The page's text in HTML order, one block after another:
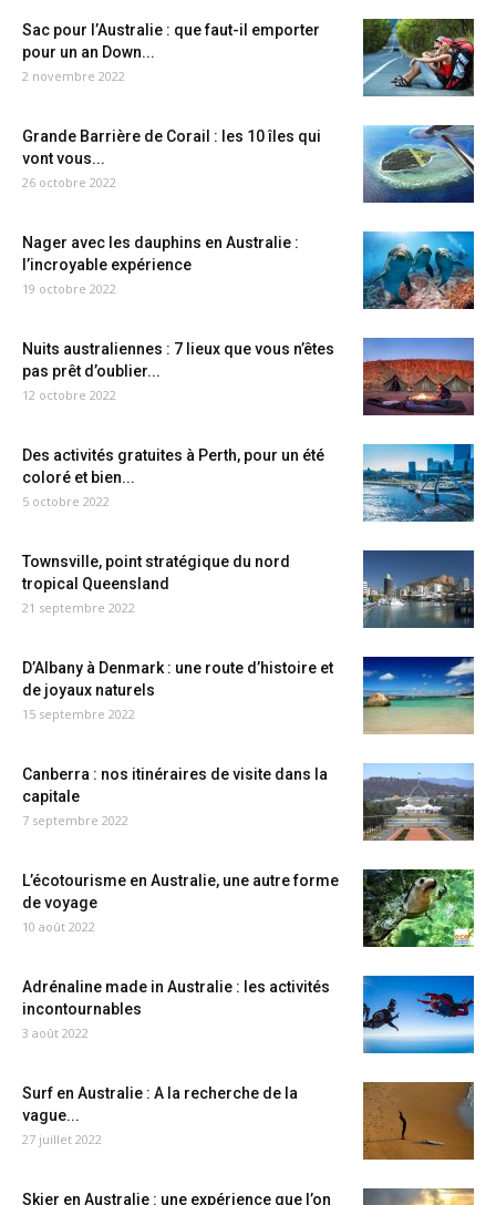
Sac pour l’Australie : que faut-il emporter
pour un an Down...
2 novembre 2022
Grande Barrière de Corail : les 10 îles qui
vont vous...
26 octobre 2022
Nager avec les dauphins en Australie :
l’incroyable expérience
19 octobre 2022
Nuits australiennes : 7 lieux que vous n’êtes
pas prêt d’oublier...
12 octobre 2022
Des activités gratuites à Perth, pour un été
coloré et bien...
5 octobre 2022
Townsville, point stratégique du nord
tropical Queensland
21 septembre 2022
D’Albany à Denmark : une route d’histoire et
de joyaux naturels
15 septembre 2022
Canberra : nos itinéraires de visite dans la
capitale
7 septembre 2022
L’écotourisme en Australie, une autre forme
de voyage
10 août 2022
Adrénaline made in Australie : les activités
incontournables
3 août 2022
Surf en Australie : A la recherche de la
vague...
27 juillet 2022
Skier en Australie : une expérience que l’on